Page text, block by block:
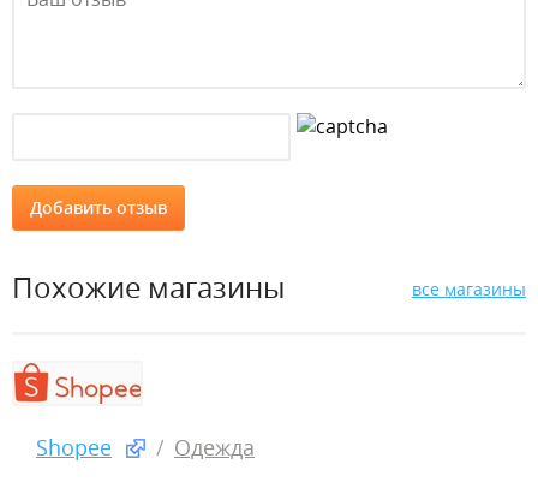
Похожие магазины все магазины
Shopee Одежда